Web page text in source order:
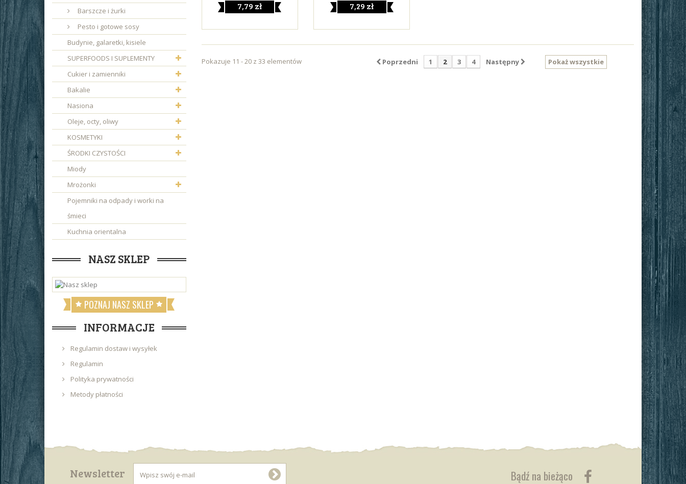
Barszcze i żurki
Pesto i gotowe sosy
Budynie, galaretki, kisiele
SUPERFOODS I SUPLEMENTY
Cukier i zamienniki
Bakalie
Nasiona
Oleje, octy, oliwy
KOSMETYKI
ŚRODKI CZYSTOŚCI
Miody
Mrożonki
Pojemniki na odpady i worki na
śmieci
Kuchnia orientalna
NASZ SKLEP
POZNAJ NASZ SKLEP
INFORMACJE
Regulamin dostaw i wysyłek
Regulamin
Polityka prywatności
Metody płatności
7,79 zł 7,29 zł
Pokaż wszystkie
Poprzedni 1 2 3 4 Następny
Pokazuje 11 - 20 z 33 elementów
Newsletter Bądź na bieżąco